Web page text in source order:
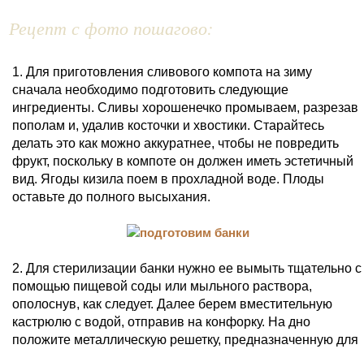
Рецепт с фото пошагово:
1. Для приготовления сливового компота на зиму
сначала необходимо подготовить следующие
ингредиенты. Сливы хорошенечко промываем, разрезав
пополам и, удалив косточки и хвостики. Старайтесь
делать это как можно аккуратнее, чтобы не повредить
фрукт, поскольку в компоте он должен иметь эстетичный
вид. Ягоды кизила поем в прохладной воде. Плоды
оставьте до полного высыхания.
2. Для стерилизации банки нужно ее вымыть тщательно с
помощью пищевой соды или мыльного раствора,
ополоснув, как следует. Далее берем вместительную
кастрюлю с водой, отправив на конфорку. На дно
положите металлическую решетку, предназначенную для